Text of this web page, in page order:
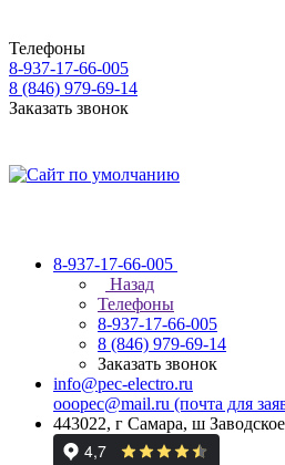
Телефоны
8-937-17-66-005
8 (846) 979-69-14
Заказать звонок
8-937-17-66-005
Назад
Телефоны
8-937-17-66-005
8 (846) 979-69-14
Заказать звонок
info@pec-electro.ru
ooopec@mail.ru (почта для
443022, г Самара, ш